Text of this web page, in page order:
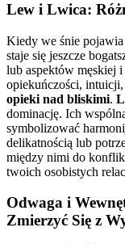
Lew i Lwica:
Kiedy we śnie
staje się jeszcze
lub aspektów męskiej
opiekuńczości,
opieki nad bliskimi.
dominację. Ich
symbolizować
delikatnością lub
między nimi do
twoich osobistych
Odwaga i
Zmierzyć Się z